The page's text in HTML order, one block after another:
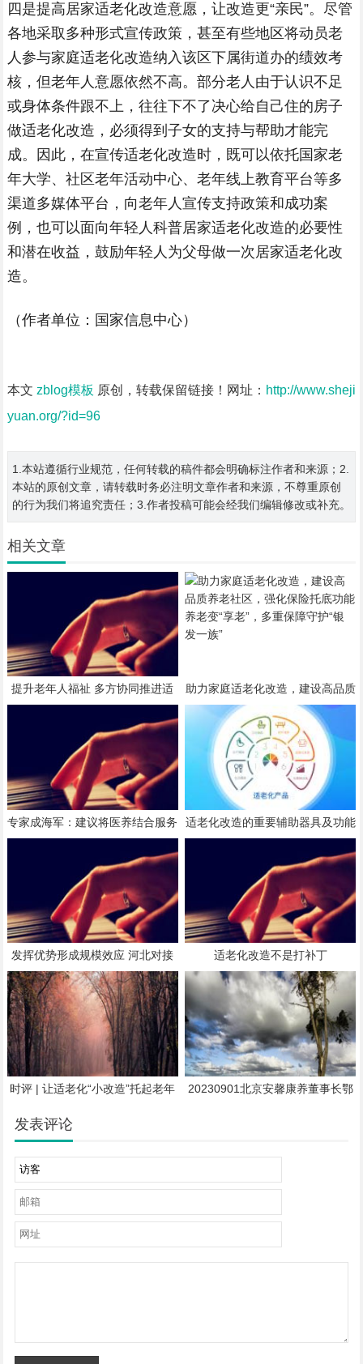
四是提高居家适老化改造意愿，让改造更“亲民”。尽管
各地采取多种形式宣传政策，甚至有些地区将动员老
人参与家庭适老化改造纳入该区下属街道办的绩效考
核，但老年人意愿依然不高。部分老人由于认识不足
或身体条件跟不上，往往下不了决心给自己住的房子
做适老化改造，必须得到子女的支持与帮助才能完
成。因此，在宣传适老化改造时，既可以依托国家老
年大学、社区老年活动中心、老年线上教育平台等多
渠道多媒体平台，向老年人宣传支持政策和成功案
例，也可以面向年轻人科普居家适老化改造的必要性
和潜在收益，鼓励年轻人为父母做一次居家适老化改
造。
（作者单位：国家信息中心）
本文 zblog模板 原创，转载保留链接！网址： http://www.sheji
yuan.org/?id=96
1.本站遵循行业规范，任何转载的稿件都会明确标注作者和来源；2.
本站的原创文章，请转载时务必注明文章作者和来源，不尊重原创
的行为我们将追究责任；3.作者投稿可能会经我们编辑修改或补充。
相关文章
提升老年人福祉 多方协同推进适
老化家居改造
助力家庭适老化改造，建设高品质
养老社区，强化保险托底功能 养
老变“享老”，多重保障守护“银发
一族”
专家成海军：建议将医养结合服务
重心逐步向居家社区转移
适老化改造的重要辅助器具及功能
介绍
发挥优势形成规模效应 河北对接
京津发展康养产业
适老化改造不是打补丁
时评 | 让适老化“小改造”托起老年
20230901北京安馨康养董事长鄂
发表评论